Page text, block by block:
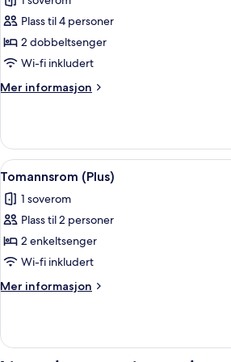
Familierom
(Plus)
Plass til 4 personer
2 dobbeltsenger
Wi-fi inkludert
Mer informasjon
Mer
(Plus)
Åpne
alle
bildene
av
Tomannsrom
(Plus)
2
Tomannsrom (Plus)
1 soverom
Plass til 2 personer
2 enkeltsenger
Wi-fi inkludert
Mer informasjon
Mer
(Plus)